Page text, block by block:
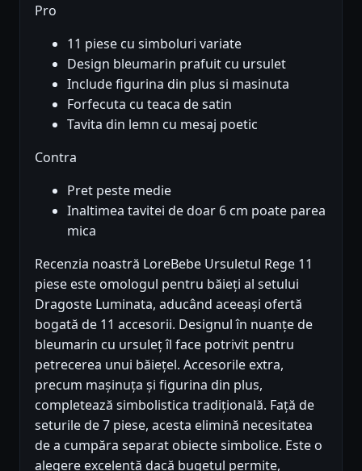
Pro
11 piese cu simboluri variate
Design bleumarin prafuit cu ursulet
Include figurina din plus si masinuta
Forfecuta cu teaca de satin
Tavita din lemn cu mesaj poetic
Contra
Pret peste medie
Inaltimea tavitei de doar 6 cm poate parea
mica
Recenzia noastră LoreBebe Ursuletul Rege 11
piese este omologul pentru băieți al setului
Dragoste Luminata, aducând aceeași ofertă
bogată de 11 accesorii. Designul în nuanțe de
bleumarin cu ursuleț îl face potrivit pentru
petrecerea unui băiețel. Accesorile extra,
precum mașinuța și figurina din plus,
completează simbolistica tradițională. Față de
seturile de 7 piese, acesta elimină necesitatea
de a cumpăra separat obiecte simbolice. Este o
alegere excelentă dacă bugetul permite,